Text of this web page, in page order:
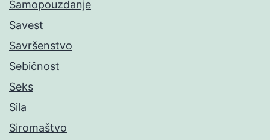
Samopouzdanje
Savest
Savršenstvo
Sebičnost
Seks
Sila
Siromaštvo